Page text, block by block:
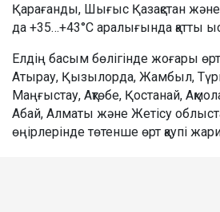
Қарағанды, Шығыс Қазақстан
да +35…+43°C аралығында қатты
Елдің басым бөлігінде жоғары өрт
Атырау, Қызылорда, Жамбыл,
Маңғыстау, Ақтөбе, Қостанай,
Абай, Алматы және Жетісу
өңірлерінде төтенше өрт қаупі